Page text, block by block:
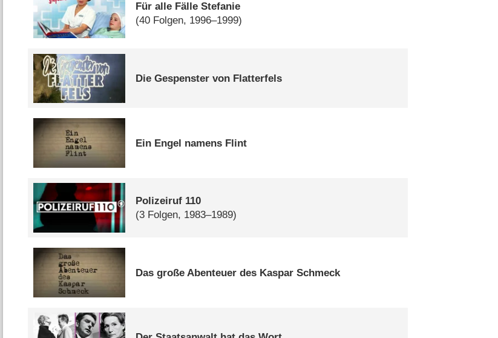
Für alle Fälle Stefanie
(40 Folgen, 1996–1999)
Die Gespenster von Flatterfels
Ein Engel namens Flint
Polizeiruf 110
(3 Folgen, 1983–1989)
Das große Abenteuer des Kaspar Schmeck